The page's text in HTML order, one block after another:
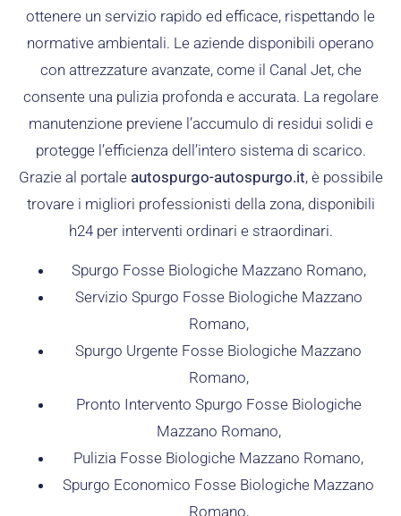
ottenere un servizio rapido ed efficace, rispettando le
normative ambientali. Le aziende disponibili operano
con attrezzature avanzate, come il Canal Jet, che
consente una pulizia profonda e accurata. La regolare
manutenzione previene l’accumulo di residui solidi e
protegge l’efficienza dell’intero sistema di scarico.
Grazie al portale autospurgo-autospurgo.it, è possibile
trovare i migliori professionisti della zona, disponibili
h24 per interventi ordinari e straordinari.
Spurgo Fosse Biologiche Mazzano Romano,
Servizio Spurgo Fosse Biologiche Mazzano
Romano,
Spurgo Urgente Fosse Biologiche Mazzano
Romano,
Pronto Intervento Spurgo Fosse Biologiche
Mazzano Romano,
Pulizia Fosse Biologiche Mazzano Romano,
Spurgo Economico Fosse Biologiche Mazzano
Romano,